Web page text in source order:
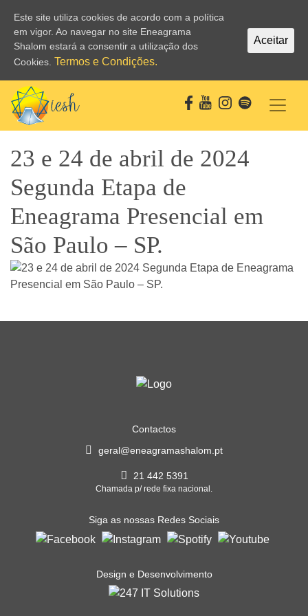
23 e 24 de abril de 2024
Segunda Etapa de
Eneagrama Presencial em
São Paulo – SP.
Contactos
geral@eneagramashalom.pt
21 442 5391
Chamada p/ rede fixa nacional.
Siga as nossas Redes Sociais
Design e Desenvolvimento
Este site utiliza cookies de acordo com a política
em vigor. Ao navegar no site Eneagrama
Shalom estará a consentir a utilização dos
Cookies. Termos e Condições.
Aceitar